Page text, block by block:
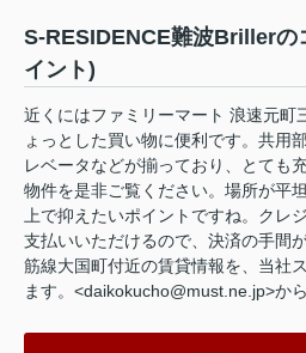
S-RESIDENCE難波Brillerの
イント)
近くにはファミリーマート 浪速元町
ょっとした買い物に便利です。共用
レベータなどが揃っており、とても
物件を是非ご覧ください。場所が平
上で抑えたいポイントですね。クレ
支払いいただけるので、決済の手間
筋線大国町付近の賃貸情報を、当社
ます。<daikokucho@must.ne.jp>か